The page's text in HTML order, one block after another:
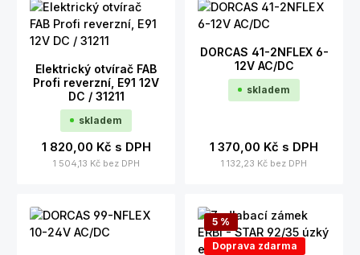
Elektrický otvírač FAB
Profi reverzní, E91 12V
DC / 31211
skladem
1 820,00 Kč s DPH
1 504,13 Kč bez DPH
DORCAS 41-2NFLEX 6-
12V AC/DC
skladem
1 370,00 Kč s DPH
1 132,23 Kč bez DPH
5 %
Doprava zdarma